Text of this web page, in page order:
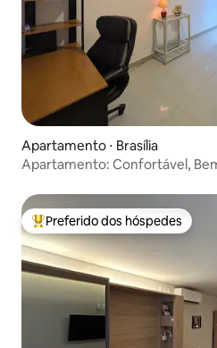
Apartamento ⋅ Brasília
Apartamento: Confortável,
Entre os melhores preferidos
Preferido dos hóspedes